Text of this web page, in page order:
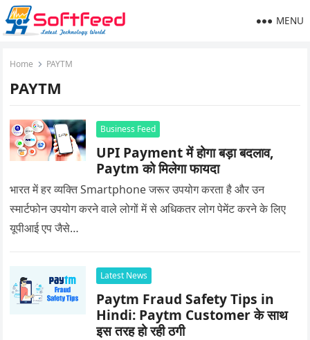
MENU
Home PAYTM
PAYTM
Business Feed
UPI Payment में होगा बड़ा बदलाव,
Paytm को मिलेगा फायदा
भारत में हर व्यक्ति Smartphone जरूर उपयोग करता है और उन
स्मार्टफोन उपयोग करने वाले लोगों में से अधिकतर लोग पेमेंट करने के लिए
यूपीआई एप जैसे…
Latest News
Paytm Fraud Safety Tips in
Hindi: Paytm Customer के साथ
इस तरह हो रही ठगी